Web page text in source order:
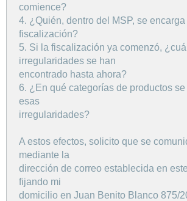
comience?
4. ¿Quién, dentro del MSP, se encarga
fiscalización?
5. Si la fiscalización ya comenzó,
irregularidades se han
encontrado hasta ahora?
6. ¿En qué categorías de productos
esas
irregularidades?
A estos efectos, solicito que se
mediante la
dirección de correo establecida en
fijando mi
domicilio en Juan Benito Blanco 875/